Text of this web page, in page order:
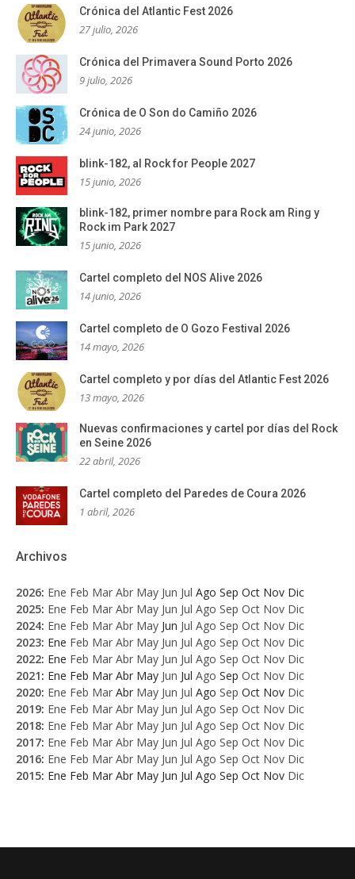
Crónica del Atlantic Fest 2026
27 julio, 2026
Crónica del Primavera Sound Porto 2026
9 julio, 2026
Crónica de O Son do Camiño 2026
24 junio, 2026
blink-182, al Rock for People 2027
15 junio, 2026
blink-182, primer nombre para Rock am Ring y
Rock im Park 2027
15 junio, 2026
Cartel completo del NOS Alive 2026
14 junio, 2026
Cartel completo de O Gozo Festival 2026
14 mayo, 2026
Cartel completo y por días del Atlantic Fest 2026
13 mayo, 2026
Nuevas confirmaciones y cartel por días del Rock
en Seine 2026
22 abril, 2026
Cartel completo del Paredes de Coura 2026
1 abril, 2026
Archivos
2026: Ene Feb Mar Abr May Jun Jul Ago Sep Oct Nov Dic
2025: Ene Feb Mar Abr May Jun Jul Ago Sep Oct Nov Dic
2024: Ene Feb Mar Abr May Jun Jul Ago Sep Oct Nov Dic
2023: Ene Feb Mar Abr May Jun Jul Ago Sep Oct Nov Dic
2022: Ene Feb Mar Abr May Jun Jul Ago Sep Oct Nov Dic
2021: Ene Feb Mar Abr May Jun Jul Ago Sep Oct Nov Dic
2020: Ene Feb Mar Abr May Jun Jul Ago Sep Oct Nov Dic
2019: Ene Feb Mar Abr May Jun Jul Ago Sep Oct Nov Dic
2018: Ene Feb Mar Abr May Jun Jul Ago Sep Oct Nov Dic
2017: Ene Feb Mar Abr May Jun Jul Ago Sep Oct Nov Dic
2016: Ene Feb Mar Abr May Jun Jul Ago Sep Oct Nov Dic
2015: Ene Feb Mar Abr May Jun Jul Ago Sep Oct Nov Dic